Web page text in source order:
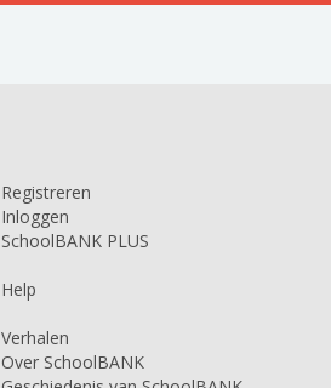
Registreren
Inloggen
SchoolBANK PLUS
Help
Verhalen
Over SchoolBANK